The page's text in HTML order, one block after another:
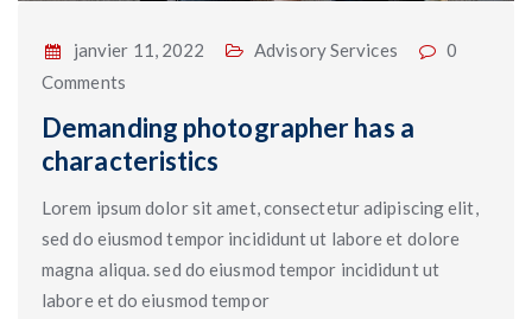
janvier 11, 2022 Advisory Services
0
Comments
Demanding photographer has a
characteristics
Lorem ipsum dolor sit amet, consectetur adipiscing elit,
sed do eiusmod tempor incididunt ut labore et dolore
magna aliqua. sed do eiusmod tempor incididunt ut
labore et do eiusmod tempor